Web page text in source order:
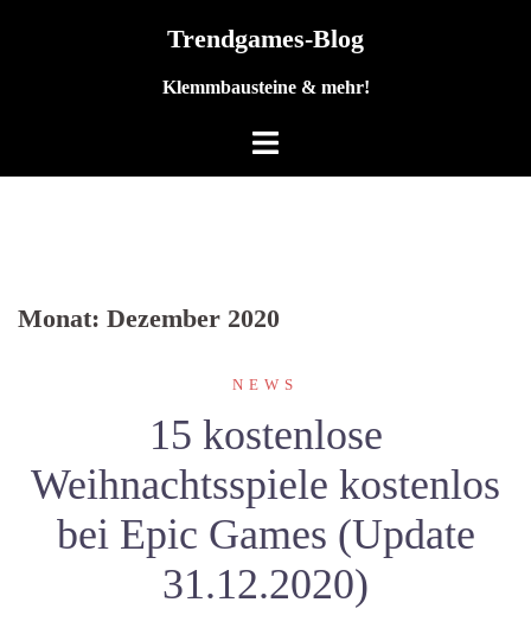
Trendgames-Blog
Klemmbausteine & mehr!
Monat: Dezember 2020
NEWS
15 kostenlose
Weihnachtsspiele kostenlos
bei Epic Games (Update
31.12.2020)